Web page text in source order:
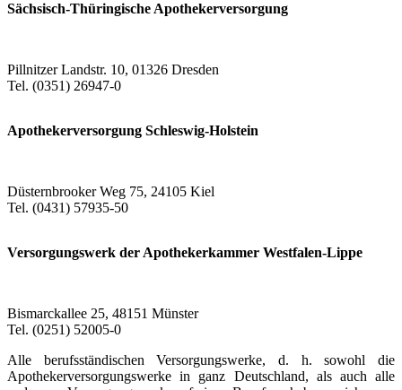
Sächsisch-Thüringische Apothekerversorgung
Pillnitzer Landstr. 10, 01326 Dresden
Tel. (0351) 26947-0
Apothekerversorgung Schleswig-Holstein
Düsternbrooker Weg 75, 24105 Kiel
Tel. (0431) 57935-50
Versorgungswerk der Apothekerkammer Westfalen-Lippe
Bismarckallee 25, 48151 Münster
Tel. (0251) 52005-0
Alle berufsständischen Versorgungswerke, d. h. sowohl die
Apothekerversorgungswerke in ganz Deutschland, als auch alle